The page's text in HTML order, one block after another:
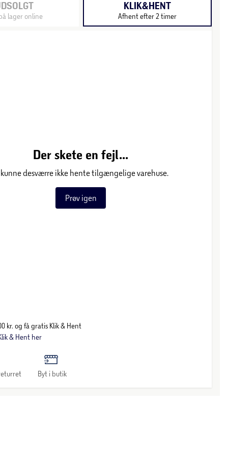
lager online
KLIK&HENT
Afhent efter 2 timer
Der skete en fejl...
kunne desværre ikke hente tilgængelige varehuse.
Prøv igen
kr. og få gratis Klik & Hent
& Hent her
Byt i butik